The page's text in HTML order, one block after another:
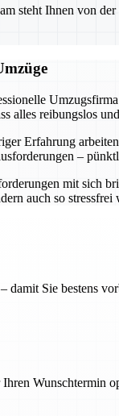
steht Ihnen von
alles reibungslos
Erfahrung
–
mit sich
auch so
damit Sie bestens
Wunschtermin